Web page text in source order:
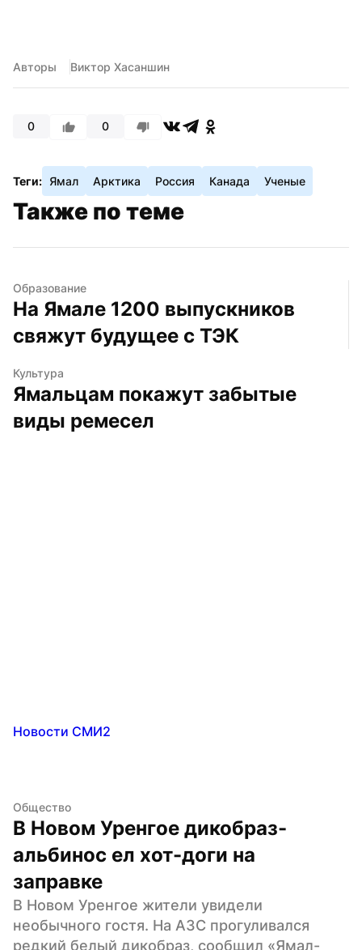
Авторы Виктор Хасаншин
0 0
Теги: Ямал Арктика Россия Канада Ученые
Также по теме
Образование
На Ямале 1200 выпускников
свяжут будущее с ТЭК
Культура
Ямальцам покажут забытые
виды ремесел
Новости СМИ2
Общество
В Новом Уренгое дикобраз-
альбинос ел хот-доги на
заправке
В Новом Уренгое жители увидели
необычного гостя. На АЗС прогуливался
редкий белый дикобраз, сообщил «Ямал-